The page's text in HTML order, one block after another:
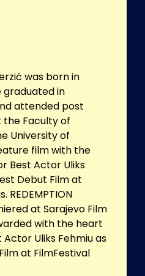
was born in
graduated in
attended post
the Faculty of
University of
film with the
Best Actor Uliks
Debut Film at
REDEMPTION
at Sarajevo Film
with the heart
Uliks Fehmiu as
at FilmFestival